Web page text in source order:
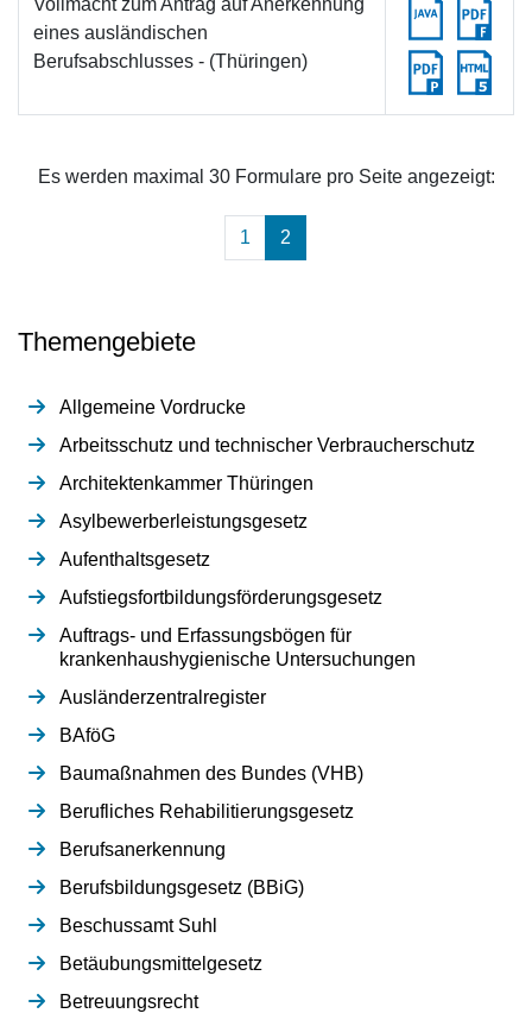
Vollmacht zum Antrag auf Anerkennung
eines ausländischen
Berufsabschlusses - (Thüringen)
Es werden maximal 30 Formulare pro Seite angezeigt:
1 2
Themengebiete
Allgemeine Vordrucke
Arbeitsschutz und technischer Verbraucherschutz
Architektenkammer Thüringen
Asylbewerberleistungsgesetz
Aufenthaltsgesetz
Aufstiegsfortbildungsförderungsgesetz
Auftrags- und Erfassungsbögen für
krankenhaushygienische Untersuchungen
Ausländerzentralregister
BAföG
Baumaßnahmen des Bundes (VHB)
Berufliches Rehabilitierungsgesetz
Berufsanerkennung
Berufsbildungsgesetz (BBiG)
Beschussamt Suhl
Betäubungsmittelgesetz
Betreuungsrecht